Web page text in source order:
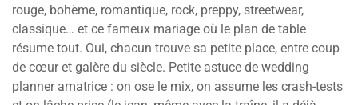
rouge, bohème, romantique, rock, preppy, streetwear,
classique… et ce fameux mariage où le plan de table
résume tout. Oui, chacun trouve sa petite place, entre coup
de cœur et galère du siècle. Petite astuce de wedding
planner amatrice : on ose le mix, on assume les crash-tests